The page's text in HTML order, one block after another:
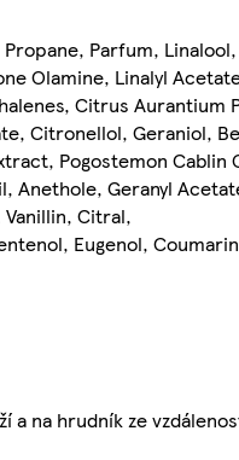
Parfum, Linalool,
Olamine, Linalyl
Citrus Aurantium
Citronellol, Geraniol,
Pogostemon Cablin
Anethole, Geranyl
Citral,
Eugenol,
na hrudník ze